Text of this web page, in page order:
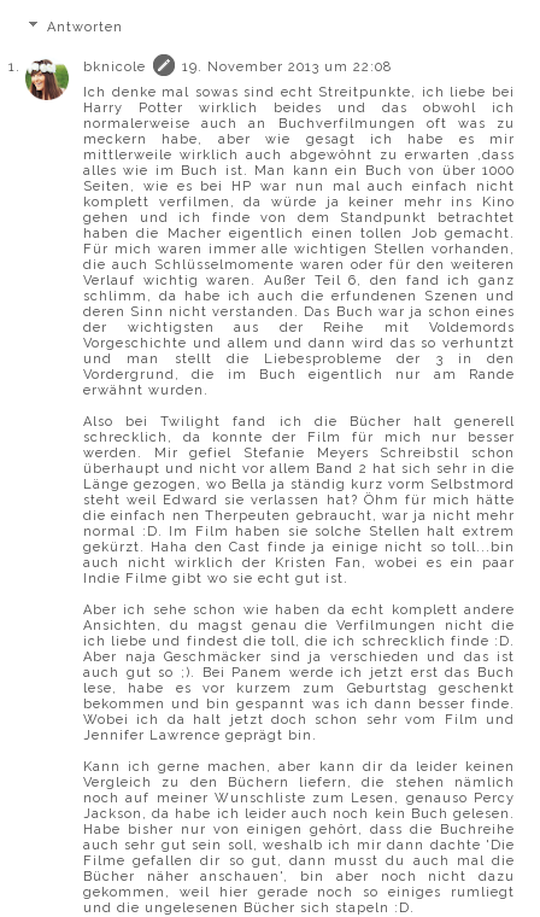
Antworten
bknicole
19. November 2013 um 22:08
Ich denke mal sowas sind echt Streitpunkte, ich liebe bei
Harry Potter wirklich beides und das obwohl ich
normalerweise auch an Buchverfilmungen oft was zu
meckern habe, aber wie gesagt ich habe es mir
mittlerweile wirklich auch abgewöhnt zu erwarten ,dass
alles wie im Buch ist. Man kann ein Buch von über 1000
Seiten, wie es bei HP war nun mal auch einfach nicht
komplett verfilmen, da würde ja keiner mehr ins Kino
gehen und ich finde von dem Standpunkt betrachtet
haben die Macher eigentlich einen tollen Job gemacht.
Für mich waren immer alle wichtigen Stellen vorhanden,
die auch Schlüsselmomente waren oder für den weiteren
Verlauf wichtig waren. Außer Teil 6, den fand ich ganz
schlimm, da habe ich auch die erfundenen Szenen und
deren Sinn nicht verstanden. Das Buch war ja schon eines
der wichtigsten aus der Reihe mit Voldemords
Vorgeschichte und allem und dann wird das so verhuntzt
und man stellt die Liebesprobleme der 3 in den
Vordergrund, die im Buch eigentlich nur am Rande
erwähnt wurden.
Also bei Twilight fand ich die Bücher halt generell
schrecklich, da konnte der Film für mich nur besser
werden. Mir gefiel Stefanie Meyers Schreibstil schon
überhaupt und nicht vor allem Band 2 hat sich sehr in die
Länge gezogen, wo Bella ja ständig kurz vorm Selbstmord
steht weil Edward sie verlassen hat? Öhm für mich hätte
die einfach nen Therpeuten gebraucht, war ja nicht mehr
normal :D. Im Film haben sie solche Stellen halt extrem
gekürzt. Haha den Cast finde ja einige nicht so toll...bin
auch nicht wirklich der Kristen Fan, wobei es ein paar
Indie Filme gibt wo sie echt gut ist.
Aber ich sehe schon wie haben da echt komplett andere
Ansichten, du magst genau die Verfilmungen nicht die
ich liebe und findest die toll, die ich schrecklich finde :D.
Aber naja Geschmäcker sind ja verschieden und das ist
auch gut so ;). Bei Panem werde ich jetzt erst das Buch
lese, habe es vor kurzem zum Geburtstag geschenkt
bekommen und bin gespannt was ich dann besser finde.
Wobei ich da halt jetzt doch schon sehr vom Film und
Jennifer Lawrence geprägt bin.
Kann ich gerne machen, aber kann dir da leider keinen
Vergleich zu den Büchern liefern, die stehen nämlich
noch auf meiner Wunschliste zum Lesen, genauso Percy
Jackson, da habe ich leider auch noch kein Buch gelesen.
Habe bisher nur von einigen gehört, dass die Buchreihe
auch sehr gut sein soll, weshalb ich mir dann dachte 'Die
Filme gefallen dir so gut, dann musst du auch mal die
Bücher näher anschauen', bin aber noch nicht dazu
gekommen, weil hier gerade noch so einiges rumliegt
und die ungelesenen Bücher sich stapeln :D.